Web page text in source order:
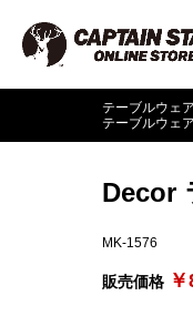
テーブルウェア
テーブルウェア
Decor
MK-1576
販売価格